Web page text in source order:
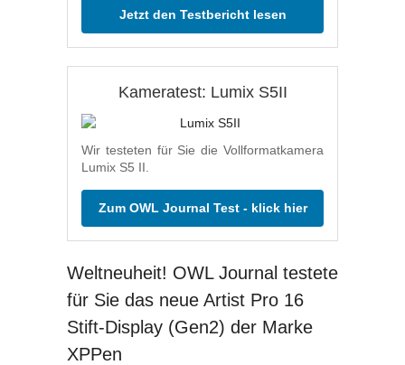
Jetzt den Testbericht lesen
Kameratest: Lumix S5II
Wir testeten für Sie die Vollformatkamera
Lumix S5 II.
Zum OWL Journal Test - klick hier
Weltneuheit! OWL Journal testete
für Sie das neue Artist Pro 16
Stift-Display (Gen2) der Marke
XPPen